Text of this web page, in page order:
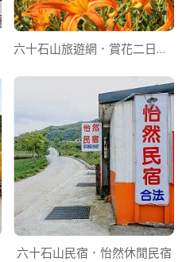
六十石山旅遊網．賞花二日遊行程推薦
六十石山民宿．怡然休閒民宿